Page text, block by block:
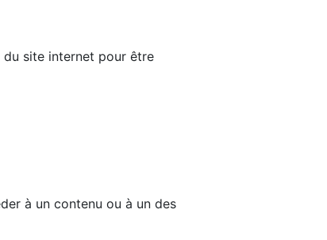
du site internet pour être
à un contenu ou à un des